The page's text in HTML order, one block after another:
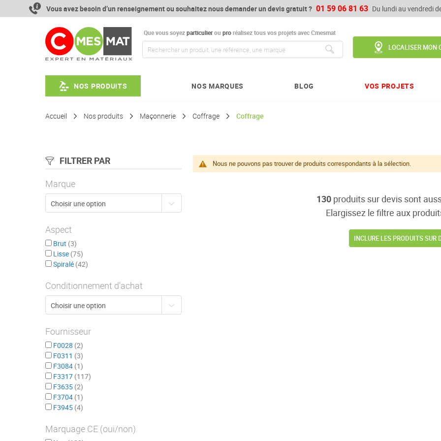
contenu
Vous avez besoin d’un renseignement ou souhaitez nous demander un devis gratuit ? 01 59 06 81 63 Du lundi au vendredi
Que vous soyezparticulierou proréalisez tous vos projets avec Cmesmat
LOCALISER MON
NOS PRODUITS NOS MARQUES BLOG VOS PROJETS
Accueil Nos produits Maçonnerie Coffrage Coffrage
Nous ne pouvons pas trouver de produits correspondants à la sélection.
130 produits sur devis sont
Elargissez le filtre aux
INCLURE LES PRODUITS SUR
FILTRER PAR
Marque
Aspect
Brut 3
Lisse 75
Spiralé 42
Conditionnement d'achat
Fournisseur
F0028 2
F0311 3
F3084 1
F3317 117
F3635 2
F3704 1
F3945 4
Marquage CE (oui/non)